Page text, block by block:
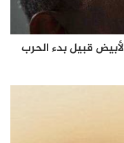
قبيل بدء الحرب